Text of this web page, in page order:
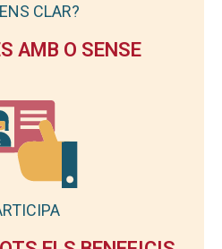
CLAR?
AMB O SENSE